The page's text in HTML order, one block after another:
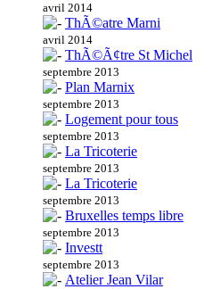
avril 2014
ThÃ©atre Marni
avril 2014
ThÃ©Ã¢tre St Michel
septembre 2013
Plan Marnix
septembre 2013
Logement pour tous
septembre 2013
La Tricoterie
septembre 2013
La Tricoterie
septembre 2013
Bruxelles temps libre
septembre 2013
Investt
septembre 2013
Atelier Jean Vilar